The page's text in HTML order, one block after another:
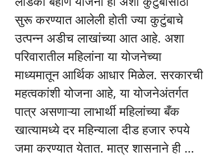
सुरू करण्यात आलेली होती ज्या कुटुंबाचे
उत्पन्न अडीच लाखांच्या आत आहे. अशा
परिवारातील महिलांना या योजनेच्या
माध्यमातून आर्थिक आधार मिळेल. सरकारची
महत्वकांशी योजना आहे, या योजनेअंतर्गत
पात्र असणाऱ्या लाभार्थी महिलांच्या बँक
खात्यामध्ये दर महिन्याला दीड हजार रुपये
जमा करण्यात येतात. मात्र शासनाने ही …